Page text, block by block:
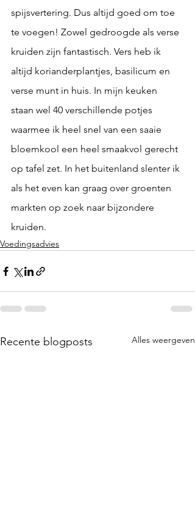
spijsvertering. Dus altijd goed om toe
te voegen! Zowel gedroogde als verse
kruiden zijn fantastisch. Vers heb ik
altijd korianderplantjes, basilicum en
verse munt in huis. In mijn keuken
staan wel 40 verschillende potjes
waarmee ik heel snel van een saaie
bloemkool een heel smaakvol gerecht
op tafel zet. In het buitenland slenter ik
als het even kan graag over groenten
markten op zoek naar bijzondere
kruiden.
Voedingsadvies
Recente blogposts Alles weergeven